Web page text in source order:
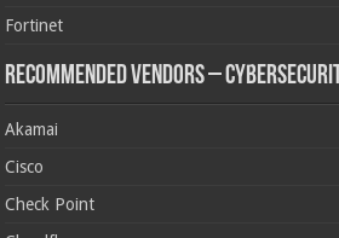
Fortinet
Recommended Vendors –
Akamai
Cisco
Check Point